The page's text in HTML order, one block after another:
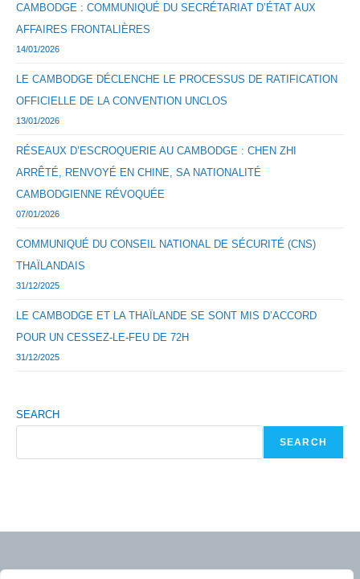
CAMBODGE : COMMUNIQUÉ DU SECRÉTARIAT D’ÉTAT AUX
AFFAIRES FRONTALIÈRES
14/01/2026
LE CAMBODGE DÉCLENCHE LE PROCESSUS DE RATIFICATION
OFFICIELLE DE LA CONVENTION UNCLOS
13/01/2026
RÉSEAUX D’ESCROQUERIE AU CAMBODGE : CHEN ZHI
ARRÊTÉ, RENVOYÉ EN CHINE, SA NATIONALITÉ
CAMBODGIENNE RÉVOQUÉE
07/01/2026
COMMUNIQUÉ DU CONSEIL NATIONAL DE SÉCURITÉ (CNS)
THAÏLANDAIS
31/12/2025
LE CAMBODGE ET LA THAÏLANDE SE SONT MIS D’ACCORD
POUR UN CESSEZ-LE-FEU DE 72H
31/12/2025
SEARCH
SEARCH